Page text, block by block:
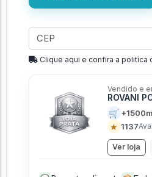
Clique aqui e confira a politíca
Vendido e
ROVANI
🛒
★ 1137
Ver loja